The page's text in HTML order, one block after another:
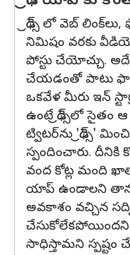
థ్రెడ్స్ లో వెబ్
నిమిషం వరకు
పోస్టు చేయోచ్చు.
చేయడంతో పాటు
ఒకవేళ మీరు ఇన్
ఉంటే థ్రెడ్స్‌లో సైతం
ట్విటర్‌ను 'థ్రెడ్స్‌'
స్పందించారు.
వంద కోట్ల మంది
యాప్‌ ఉండాలని తాను
అవకాశం వచ్చిన
సాధిస్తామని స్పష్టం